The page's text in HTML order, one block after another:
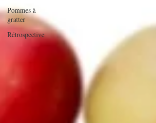
Pommes à
gratter
Rétrospective